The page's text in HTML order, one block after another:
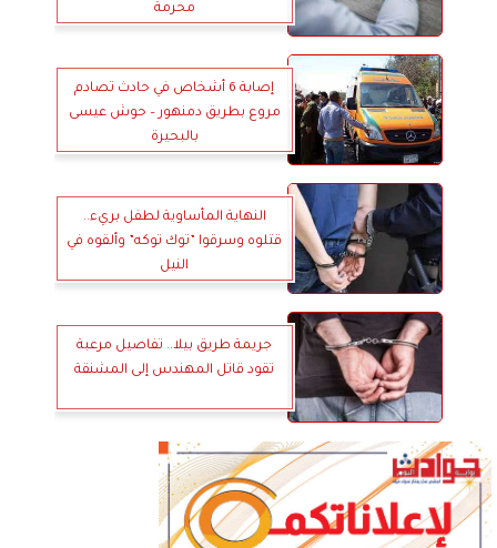
محرمة
إصابة 6 أشخاص في حادث تصادم
مروع بطريق دمنهور – حوش عيسى
بالبحيرة
النهاية المأساوية لطفل بريء..
قتلوه وسرقوا ”توك توكه” وألقوه في
النيل
جريمة طريق بيلا.. تفاصيل مرعبة
تقود قاتل المهندس إلى المشنقة